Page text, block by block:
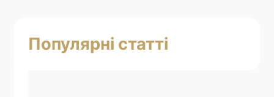
Популярні статті